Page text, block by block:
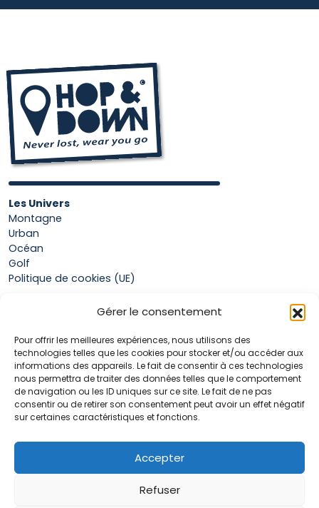
Gérer le consentement
Pour offrir les meilleures expériences, nous utilisons des
technologies telles que les cookies pour stocker et/ou accéder aux
informations des appareils. Le fait de consentir à ces technologies
nous permettra de traiter des données telles que le comportement
de navigation ou les ID uniques sur ce site. Le fait de ne pas
consentir ou de retirer son consentement peut avoir un effet négatif
sur certaines caractéristiques et fonctions.
Accepter
Refuser
Les Univers
Montagne
Urban
Océan
Golf
Politique de cookies (UE)
Mon compte
Panier
Conditions générales de vente
La marque Hop & Down
Plan du site